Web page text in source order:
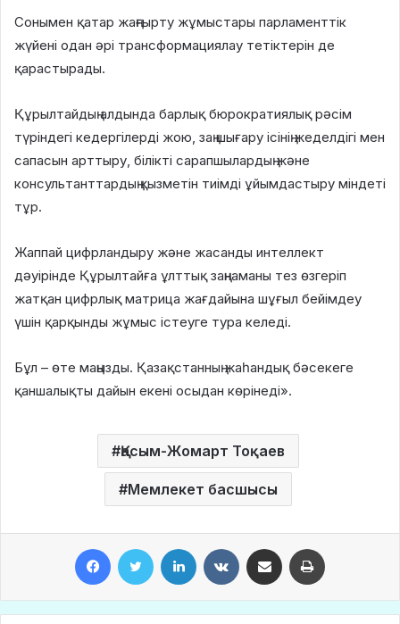
Сонымен қатар жаңғырту жұмыстары парламенттік
жүйені одан әрі трансформациялау тетіктерін де
қарастырады.
Құрылтайдың алдында барлық бюрократиялық рәсім
түріндегі кедергілерді жою, заң шығару ісінің жеделдігі мен
сапасын арттыру, білікті сарапшылардың және
консультанттардың қызметін тиімді ұйымдастыру міндеті
тұр.
Жаппай цифрландыру және жасанды интеллект
дәуірінде Құрылтайға ұлттық заңнаманы тез өзгеріп
жатқан цифрлық матрица жағдайына шұғыл бейімдеу
үшін қарқынды жұмыс істеуге тура келеді.
Бұл – өте маңызды. Қазақстанның жаһандық бәсекеге
қаншалықты дайын екені осыдан көрінеді».
Қасым-Жомарт Тоқаев
Мемлекет басшысы